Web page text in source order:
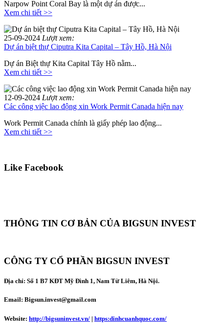
Narpow Point Coral Bay là một dự án được...
Xem chi tiết >>
25-09-2024 Lượt xem:
Dự án biệt thự Ciputra Kita Capital – Tây Hồ, Hà Nội
Dự án Biệt thự Kita Capital Tây Hồ nằm...
Xem chi tiết >>
12-09-2024 Lượt xem:
Các công việc lao động xin Work Permit Canada hiện nay
Work Permit Canada chính là giấy phép lao động...
Xem chi tiết >>
Like Facebook
THÔNG TIN CƠ BẢN CỦA BIGSUN INVEST
CÔNG TY CỔ PHẦN BIGSUN INVEST
Địa chỉ: Số 1 B7 KĐT Mỹ Đình 1, Nam Từ Liêm, Hà Nội.
Email: Bigsun.invest@gmail.com
Website: http://bigsuninvest.vn/ | https:dinhcuanhquoc.com/